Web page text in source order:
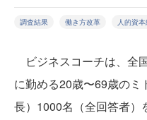
調査結果 働き方改革 人的資
ビジネスコーチは、全
に勤める20歳〜69歳のミ
長）1000名（全回答者）